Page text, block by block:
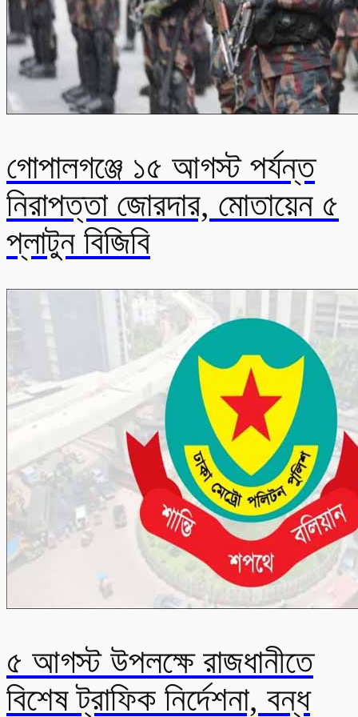
গোপালগঞ্জে ১৫ আগস্ট পর্যন্ত
নিরাপত্তা জোরদার, মোতায়েন ৫
প্লাটুন বিজিবি
৫ আগস্ট উপলক্ষে রাজধানীতে
বিশেষ ট্রাফিক নির্দেশনা, বন্ধ